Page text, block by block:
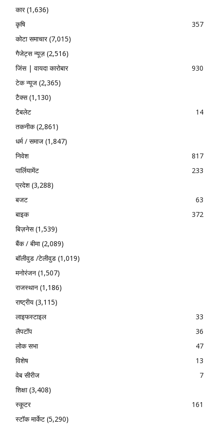
कार(1,636)
कृषि
357
कोटा समाचार(7,015)
गैजेट्स न्यूज़ (2,516)
जिंस | वायदा कारोबार
930
टेक न्यूज (2,365)
टैक्स(1,130)
टैबलेट
14
तकनीक(2,861)
धर्म / समाज (1,847)
निवेश
817
पार्लियामेंट
233
प्रदेश(3,288)
बजट
63
बाइक
372
बिज़नेस(1,539)
बैंक / बीमा(2,089)
बॉलीवुड /टेलीवुड (1,019)
मनोरंजन (1,507)
राजस्थान (1,186)
राष्ट्रीय (3,115)
लाइफस्टाइल
33
लैपटॉप
36
लोक सभा
47
विशेष
13
वेब सीरीज
7
शिक्षा(3,408)
स्कूटर
161
स्टॉक मार्केट (5,290)